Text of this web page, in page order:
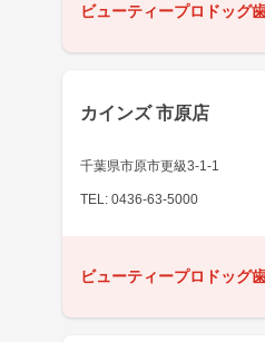
ビューティープロドッグ
カインズ 市原店
千葉県市原市更級3-1-1
TEL: 0436-63-5000
ビューティープロドッグ